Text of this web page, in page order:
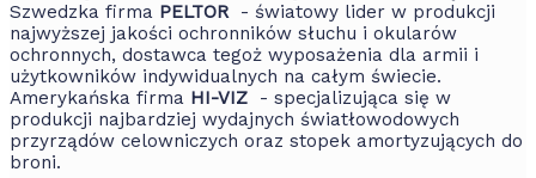
Szwedzka firma PELTOR- światowy lider w produkcji
najwyższej jakości ochronników słuchu i okularów
ochronnych, dostawca tegoż wyposażenia dla armii i
użytkowników indywidualnych na całym świecie.
Amerykańska firma HI-VIZ - specjalizująca się w
produkcji najbardziej wydajnych światłowodowych
przyrządów celowniczych oraz stopek amortyzujących do
broni.